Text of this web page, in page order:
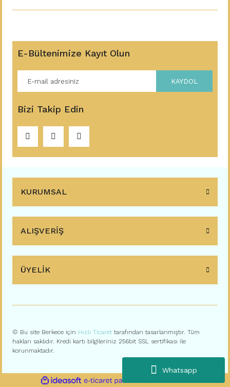
Whatsapp
E-Bültenimize Kayıt Olun
KAYDOL
Bizi Takip Edin
KURUMSAL
ALIŞVERİŞ
ÜYELİK
© Bu site Berkece için Hızlı Ticaret tarafından tasarlanmıştır. Tüm
hakları saklıdır. Kredi kartı bilgileriniz 256bit SSL sertifikası ile
korunmaktadır.
ideasoft